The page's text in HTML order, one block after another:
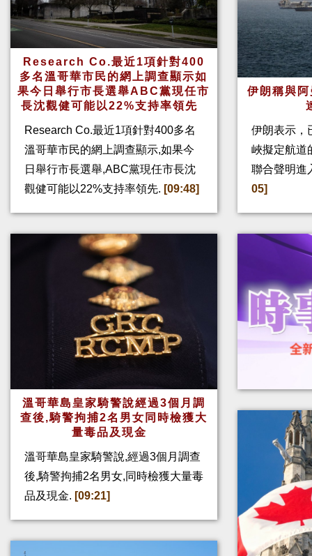
Research Co.最近1項針對400
多名溫哥華市民的網上調查顯示如
果今日舉行市長選舉ABC黨現任市
長沈觀健可能以22%支持率領先
Research Co.最近1項針對400多名
溫哥華市民的網上調查顯示,如果今
日舉行市長選舉,ABC黨現任市長沈
觀健可能以22%支持率領先. [09:48]
溫哥華島皇家騎警說經過3個月調
查後,騎警拘捕2名男女同時檢獲大
量毒品及現金
溫哥華島皇家騎警說,經過3個月調查
後,騎警拘捕2名男女,同時檢獲大量毒
品及現金. [09:21]
伊朗稱與
伊朗表示，
峽擬定航道
聯合聲明進
05]